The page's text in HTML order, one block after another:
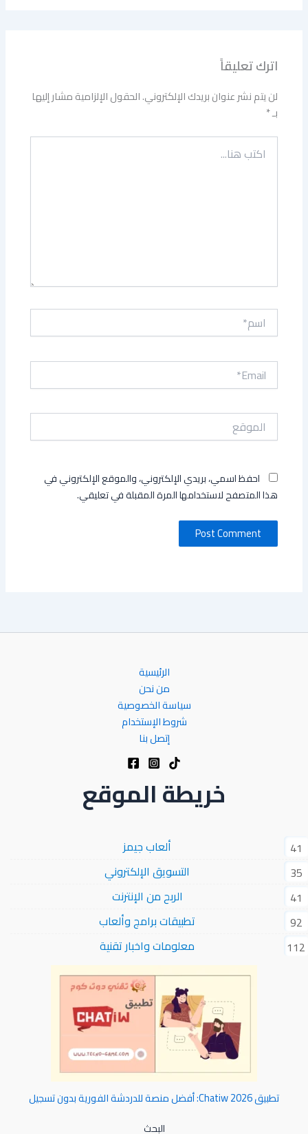
اترك تعليقاً
لن يتم نشر عنوان بريدك الإلكتروني.الحقول الإلزامية مشار إليها
بـ*
اكتب
هنا...
اسم*
Email*
الموقع
احفظ اسمي، بريدي الإلكتروني، والموقع الإلكتروني في
هذا المتصفح لاستخدامها المرة المقبلة في تعليقي.
الرئيسية
من نحن
سياسة الخصوصية
شروط الإستخدام
إتصل بنا
خريطة الموقع
ألعاب جيمز
41
التسويق الإلكتروني
35
الربح من الإنترنت
41
تطبيقات برامج وألعاب
92
معلومات واخبار تقنية
112
تطبيق Chatiw 2026: أفضل منصة للدردشة الفورية بدون تسجيل
البحث